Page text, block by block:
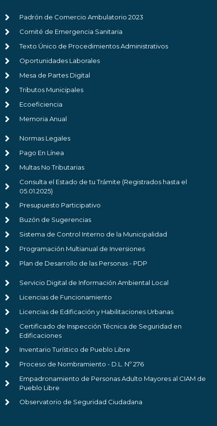
Padrón de Comercio Ambulatorio 2023
Comité de Emergencia Sanitaria
Texto Único de Procedimientos Administrativos
Oportunidades Laborales
Mesa de Partes Digital
Tributos Municipales
Ecoeficiencia
Memoria Anual
Normas Legales
Pago En Línea
Multas No Tributarias
Consulta el Estado de tu Trámite (Registrados hasta el
05.01.2025)
Presupuesto Participativo
Buzón de Sugerencias
Sistema de Control Interno de la Municipalidad
Programación Multianual de Inversiones
Plan de Desarrollo de las Personas - PDP
Servicio Digital de Información Ambiental Local
Licencias de Funcionamiento
Licencias de Edificación y Habilitaciones Urbanas
Certificado de Inspección Técnica de Seguridad en
Edificaciones
Inventario Turístico de Pueblo Libre
Proceso de Nombramiento - D.L. Nº 276
Empadronamiento de Personas Adulto Mayores al CIAM de
Pueblo Libre
Observatorio de Seguridad Ciudadana